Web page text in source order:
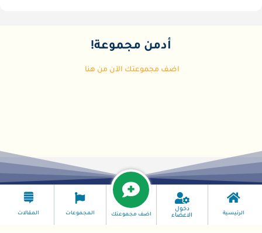
أدمن مجموعة!
اضف مجموعتك الآن من هنا
الرئيسية
دخول
الاعضاء
اضف مجموعتك المجموعات المقالات